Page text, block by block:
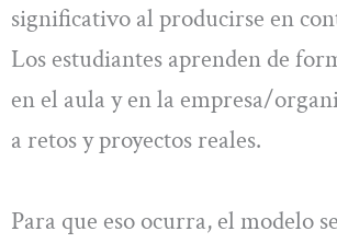
significativo al producirse en
Los estudiantes aprenden de
en el aula y en la empresa/
a retos y proyectos reales.
Para que eso ocurra, el modelo